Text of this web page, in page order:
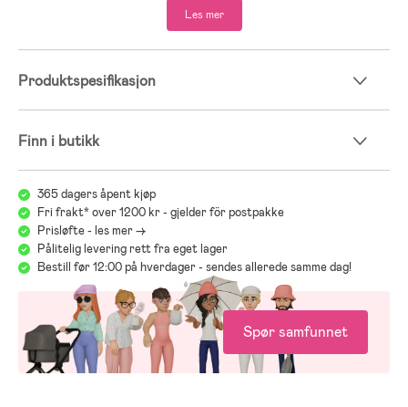
Les mer
Produktspesifikasjon
Finn i butikk
365 dagers åpent kjøp
Fri frakt* over 1200 kr - gjelder för postpakke
Prisløfte - les mer ->
Pålitelig levering rett fra eget lager
Bestill før 12:00 på hverdager - sendes allerede samme dag!
Spør samfunnet